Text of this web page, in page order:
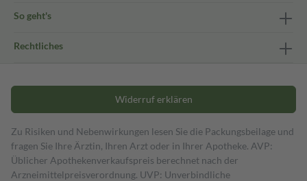
So geht's
Rechtliches
Widerruf erklären
Zu Risiken und Nebenwirkungen lesen Sie die Packungsbeilage und
fragen Sie Ihre Ärztin, Ihren Arzt oder in Ihrer Apotheke. AVP:
Üblicher Apothekenverkaufspreis berechnet nach der
Arzneimittelpreisverordnung. UVP: Unverbindliche